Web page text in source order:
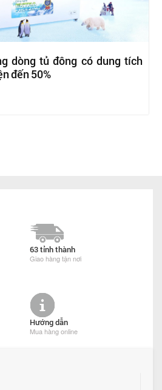
dòng tủ đông có dung tích
đến 50%
63 tỉnh thành
Giao hàng tận nơi
Hướng dẫn
Mua hàng online